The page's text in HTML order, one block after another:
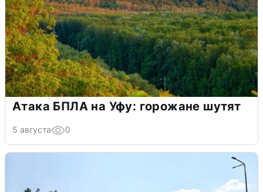
Атака БПЛА на Уфу: горожане шутят
5 августа 0